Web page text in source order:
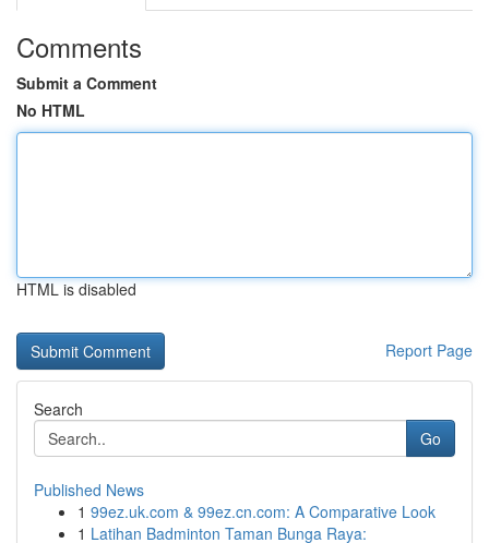
Comments
Submit a Comment
No HTML
HTML is disabled
Report Page
Search
Go
Published News
1 99ez.uk.com & 99ez.cn.com: A Comparative Look
1 Latihan Badminton Taman Bunga Raya: